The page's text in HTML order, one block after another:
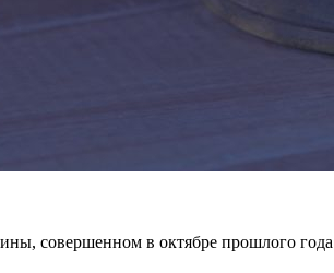
совершенном в октябре прошлого